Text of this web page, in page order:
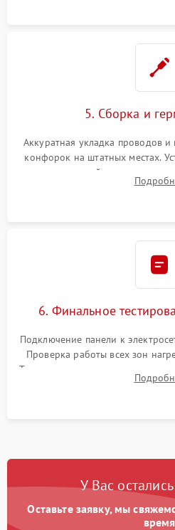
5. Сборка и
Аккуратная укладка проводов
конфорок на штатных местах.
проверкой
термостойкого герметика или
6. Финальное
Подключение панели к
Проверка работы всех зон
Тестирование сенсорного
остаточного тепла и
У Вас
Оставьте заявку, мы
время